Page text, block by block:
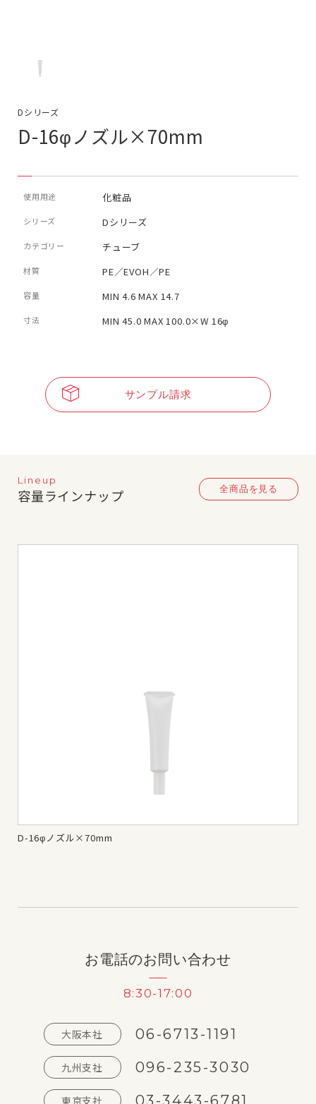
Dシリーズ
D-16φノズル×70mm
使用用途 化粧品
シリーズ Dシリーズ
カテゴリー チューブ
材質 PE／EVOH／PE
容量 MIN 4.6 MAX 14.7
寸法 MIN 45.0 MAX 100.0×W 16φ
サンプル請求
Lineup
容量ラインナップ 全商品を見る
D-16φノズル×70mm
お電話のお問い合わせ
8:30-17:00
大阪本社 06-6713-1191
九州支社 096-235-3030
東京支社 03-3443-6781